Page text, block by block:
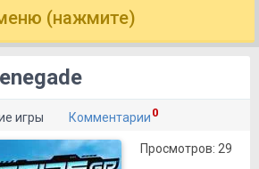
(нажмите)
игры Комментарии 0
Просмотров: 29